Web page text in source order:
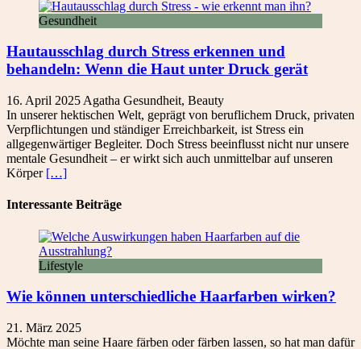
Gesundheit
Hautausschlag durch Stress erkennen und
behandeln: Wenn die Haut unter Druck gerät
16. April 2025 Agatha Gesundheit, Beauty
In unserer hektischen Welt, geprägt von beruflichem Druck, privaten
Verpflichtungen und ständiger Erreichbarkeit, ist Stress ein
allgegenwärtiger Begleiter. Doch Stress beeinflusst nicht nur unsere
mentale Gesundheit – er wirkt sich auch unmittelbar auf unseren
Körper […]
Interessante Beiträge
Lifestyle
Wie können unterschiedliche Haarfarben wirken?
21. März 2025
Möchte man seine Haare färben oder färben lassen, so hat man dafür